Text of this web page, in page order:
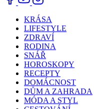
KRÁSA
LIFESTYLE
ZDRAVÍ
RODINA
SNÁŘ
HOROSKOPY
RECEPTY
DOMÁCNOST
DŮM A ZAHRADA
MÓDA A STYL